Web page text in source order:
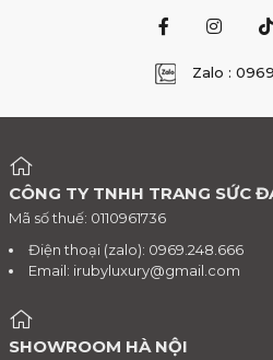
Zalo :
CÔNG TY TNHH TRANG SỨC
Mã số thuế: 0110961736
Điện thoại (zalo): 0969.248.666
Email: irubyluxury@gmail.com
SHOWROOM HÀ NỘI